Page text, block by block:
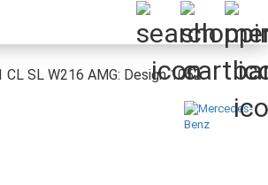
CL SL W216 AMG: Design 1052